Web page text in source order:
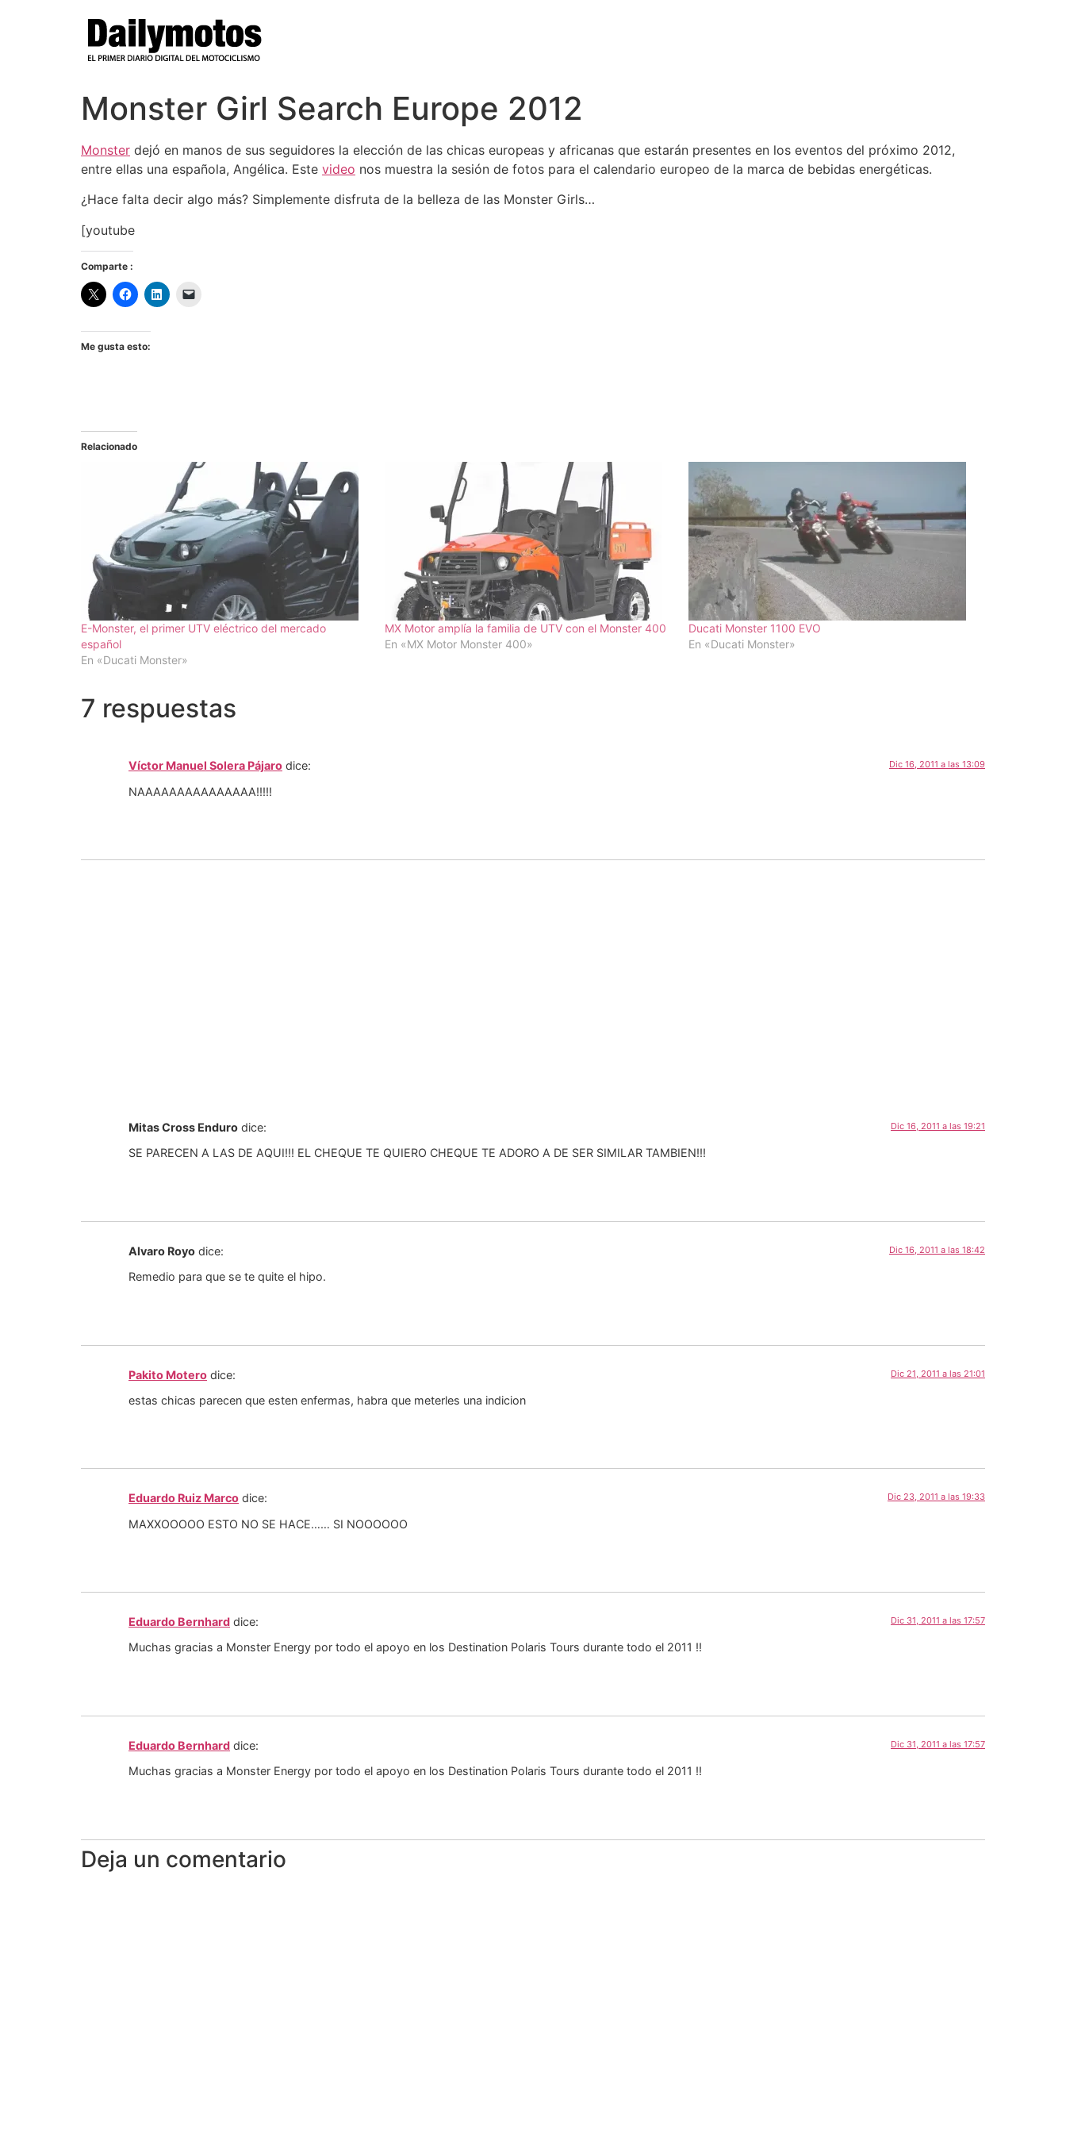
Monster Girl Search Europe 2012
Monster dejó en manos de sus seguidores la elección de las chicas europeas y africanas que estarán presentes en los eventos del próximo 2012,
entre ellas una española, Angélica. Este video nos muestra la sesión de fotos para el calendario europeo de la marca de bebidas energéticas.
¿Hace falta decir algo más? Simplemente disfruta de la belleza de las Monster Girls…
[youtube
Comparte :
Me gusta esto:
Relacionado
E-Monster, el primer UTV eléctrico del mercado
español
En «Ducati Monster»
MX Motor amplía la familia de UTV con el Monster 400
En «MX Motor Monster 400»
Ducati Monster 1100 EVO
En «Ducati Monster»
7 respuestas
Víctor Manuel Solera Pájaro dice: Dic 16, 2011 a las 13:09
NAAAAAAAAAAAAAAA!!!!!
Mitas Cross Enduro dice: Dic 16, 2011 a las 19:21
SE PARECEN A LAS DE AQUI!!! EL CHEQUE TE QUIERO CHEQUE TE ADORO A DE SER SIMILAR TAMBIEN!!!
Alvaro Royo dice: Dic 16, 2011 a las 18:42
Remedio para que se te quite el hipo.
Pakito Motero dice: Dic 21, 2011 a las 21:01
estas chicas parecen que esten enfermas, habra que meterles una indicion
Eduardo Ruiz Marco dice: Dic 23, 2011 a las 19:33
MAXXOOOOO ESTO NO SE HACE…… SI NOOOOOO
Eduardo Bernhard dice: Dic 31, 2011 a las 17:57
Muchas gracias a Monster Energy por todo el apoyo en los Destination Polaris Tours durante todo el 2011 !!
Eduardo Bernhard dice: Dic 31, 2011 a las 17:57
Muchas gracias a Monster Energy por todo el apoyo en los Destination Polaris Tours durante todo el 2011 !!
Deja un comentario